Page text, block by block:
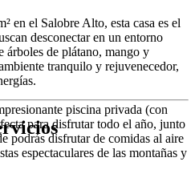
en el Salobre Alto, esta casa es el
desconectar en un entorno
árboles de plátano, mango y
tranquilo y rejuvenecedor,
piscina privada (con
para disfrutar todo el año, junto
podrás disfrutar de comidas al aire
espectaculares de las montañas y